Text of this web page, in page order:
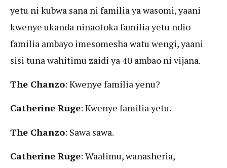
yetu ni kubwa sana ni familia ya wasomi, yaani
kwenye ukanda ninaotoka familia yetu ndio
familia ambayo imesomesha watu wengi, yaani
sisi tuna wahitimu zaidi ya 40 ambao ni vijana.
The Chanzo: Kwenye familia yenu?
Catherine Ruge: Kwenye familia yetu.
The Chanzo: Sawa sawa.
Catherine Ruge: Waalimu, wanasheria,